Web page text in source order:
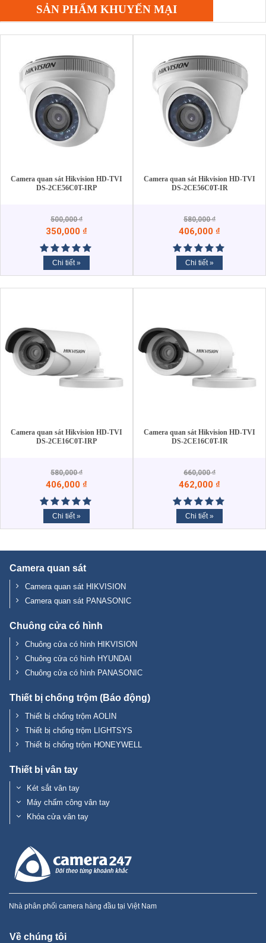
SẢN PHẨM KHUYẾN MẠI
Camera quan sát Hikvision HD-TVI
DS-2CE56C0T-IRP
500,000₫
350,000 ₫
Chi tiết »
Camera quan sát Hikvision HD-TVI
DS-2CE56C0T-IR
580,000₫
406,000 ₫
Chi tiết »
Camera quan sát Hikvision HD-TVI
DS-2CE16C0T-IRP
580,000₫
406,000 ₫
Chi tiết »
Camera quan sát Hikvision HD-TVI
DS-2CE16C0T-IR
660,000₫
462,000 ₫
Chi tiết »
Camera quan sát
Camera quan sát HIKVISION
Camera quan sát PANASONIC
Chuông cửa có hình
Chuông cửa có hình HIKVISION
Chuông cửa có hình HYUNDAI
Chuông cửa có hình PANASONIC
Thiết bị chống trộm (Báo động)
Thiết bị chống trộm AOLIN
Thiết bị chống trộm LIGHTSYS
Thiết bị chống trộm HONEYWELL
Thiết bị vân tay
Két sắt vân tay
Máy chấm công vân tay
Khóa cửa vân tay
Nhà phân phối camera hàng đầu tại Việt Nam
Về chúng tôi